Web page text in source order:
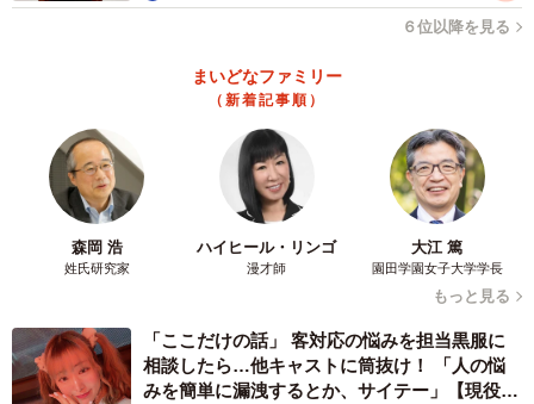
生活保護を受けるからといって、ペットを飼い続けること
をあきらめることはありません。かけがえのないペットの
存在は、生活保護受給者の健康で文化的な生活を支えると
ともに、自立に向けた歩みの大事なパートナーでもありま
ただし、ペットとの暮らしが金銭的な面で生活を圧迫して
しまう可能性については、十分な配慮が必要です。しっか
りと支出を管理し、ペットの健康と安全にも気を配り、ペ
ットと自分の暮らしを守っていく覚悟が必要と言えるでし
６位以降を見る
まいどなファミリー
（新着記事順）
森岡 浩
姓氏研究家
ハイヒール・リンゴ
漫才師
大江 篤
園田学園女子大学学長
もっと見る
「ここだけの話」 客対応の悩みを担当黒服に
相談したら…他キャストに筒抜け！ 「人の悩
みを簡単に漏洩するとか、サイテー」【現役キ